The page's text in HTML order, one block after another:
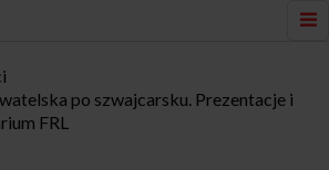
po szwajcarsku. Prezentacje i
FRL